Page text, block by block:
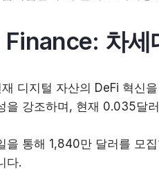
차세
디지털 자산의 DeFi 혁신
을 강조하며, 현재 0.035달
을 통해 1,840만 달러를 모
다.